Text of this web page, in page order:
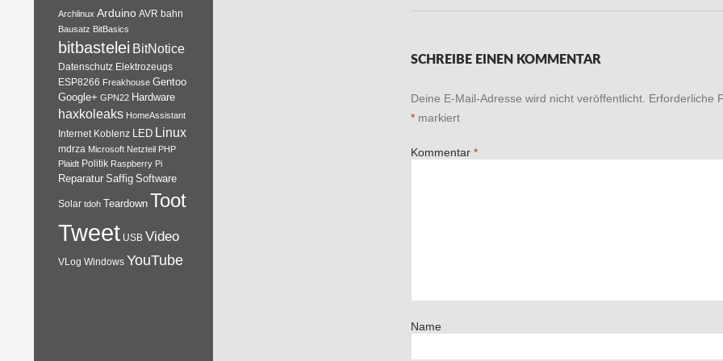
SCHREIBE EINEN KOMMENTAR
Deine E-Mail-Adresse wird nicht veröffentlicht. Erforderliche
* markiert
Kommentar *
Name
Archlinux Arduino AVR bahn
Bausatz BitBasics
bitbastelei BitNotice
Datenschutz Elektrozeugs
ESP8266 Freakhouse Gentoo
Google+ GPN22 Hardware
haxkoleaks HomeAssistant
Internet Koblenz LED Linux
mdrza Microsoft Netzteil PHP
Plaidt Politik Raspberry Pi
Reparatur Saffig Software
Solar tdoh Teardown Toot
Tweet USB Video
VLog Windows YouTube